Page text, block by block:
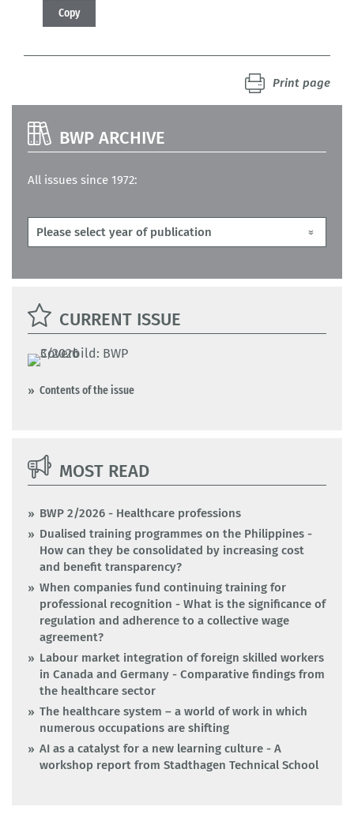
Copy
Print page
BWP ARCHIVE
All issues since 1972:
CURRENT ISSUE
Contents of the issue
MOST READ
BWP 2/2026 - Healthcare professions
Dualised training programmes on the Philippines -
How can they be consolidated by increasing cost
and benefit transparency?
When companies fund continuing training for
professional recognition - What is the significance of
regulation and adherence to a collective wage
agreement?
Labour market integration of foreign skilled workers
in Canada and Germany - Comparative findings from
the healthcare sector
The healthcare system – a world of work in which
numerous occupations are shifting
AI as a catalyst for a new learning culture - A
workshop report from Stadthagen Technical School